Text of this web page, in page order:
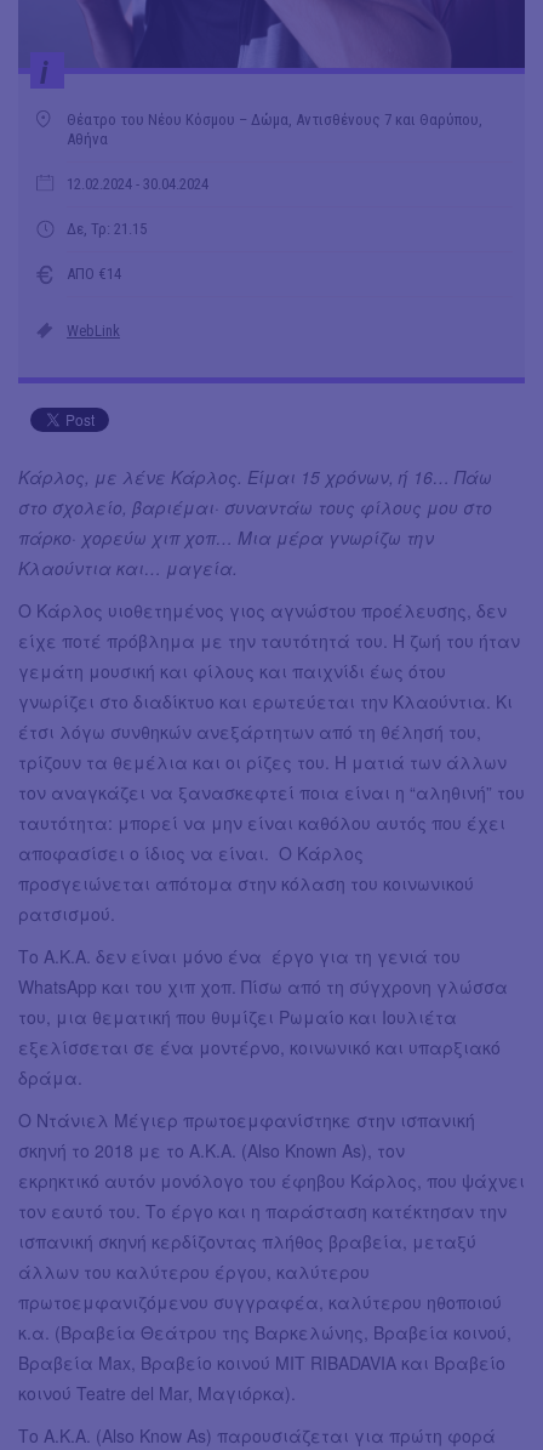
i
Θέατρο του Νέου Κόσμου – Δώμα, Αντισθένους 7 και Θαρύπου,
Αθήνα
12.02.2024 - 30.04.2024
Δε, Τρ: 21.15
ΑΠΟ €14
WebLink
Κάρλος, με λένε Κάρλος. Είμαι 15 χρόνων, ή 16… Πάω
στο σχολείο, βαριέμαι· συναντάω τους φίλους μου στο
πάρκο· χορεύω χιπ χοπ… Μια μέρα γνωρίζω την
Κλαούντια και… μαγεία.
Ο Κάρλος υιοθετημένος γιος αγνώστου προέλευσης, δεν
είχε ποτέ πρόβλημα με την ταυτότητά του. Η ζωή του ήταν
γεμάτη μουσική και φίλους και παιχνίδι έως ότου
γνωρίζει στο διαδίκτυο και ερωτεύεται την Κλαούντια. Κι
έτσι λόγω συνθηκών ανεξάρτητων από τη θέλησή του,
τρίζουν τα θεμέλια και οι ρίζες του. Η ματιά των άλλων
τον αναγκάζει να ξανασκεφτεί ποια είναι η “αληθινή” του
ταυτότητα: μπορεί να μην είναι καθόλου αυτός που έχει
αποφασίσει ο ίδιος να είναι. Ο Κάρλος
προσγειώνεται απότομα στην κόλαση του κοινωνικού
ρατσισμού.
Το Α.Κ.Α. δεν είναι μόνο ένα έργο για τη γενιά του
WhatsApp και του χιπ χοπ. Πίσω από τη σύγχρονη γλώσσα
του, μια θεματική που θυμίζει Ρωμαίο και Ιουλιέτα
εξελίσσεται σε ένα μοντέρνο, κοινωνικό και υπαρξιακό
δράμα.
Ο Ντάνιελ Μέγιερ πρωτοεμφανίστηκε στην ισπανική
σκηνή το 2018 με το Α.Κ.Α. (Also Known As), τον
εκρηκτικό αυτόν μονόλογο του έφηβου Κάρλος, που ψάχνει
τον εαυτό του. Το έργο και η παράσταση κατέκτησαν την
ισπανική σκηνή κερδίζοντας πλήθος βραβεία, μεταξύ
άλλων του καλύτερου έργου, καλύτερου
πρωτοεμφανιζόμενου συγγραφέα, καλύτερου ηθοποιού
κ.α. (Βραβεία Θεάτρου της Βαρκελώνης, Βραβεία κοινού,
Βραβεία Max, Βραβείο κοινού MIT RIBADAVIA και Βραβείο
κοινού Teatre del Mar, Μαγιόρκα).
Το Α.Κ.Α. (Also Know As) παρουσιάζεται για πρώτη φορά